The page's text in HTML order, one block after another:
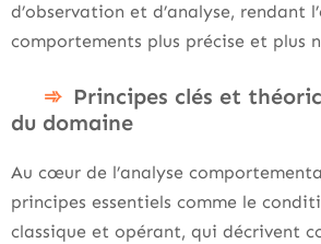
d’observation et d’analyse, rendant
comportements plus précise et plus
Principes clés et
du domaine
Au cœur de l’analyse
principes essentiels comme le
classique et opérant, qui décrivent